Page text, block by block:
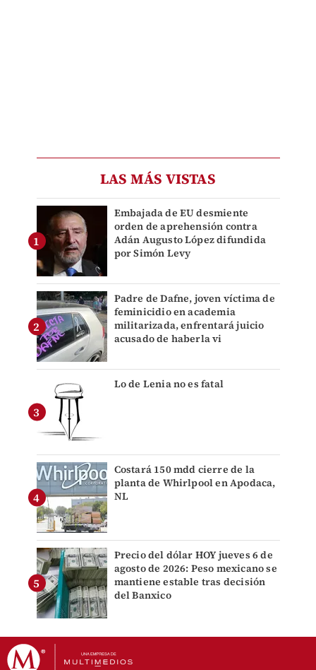
LAS MÁS VISTAS
Embajada de EU desmiente
orden de aprehensión contra
Adán Augusto López difundida
por Simón Levy
Padre de Dafne, joven víctima de
feminicidio en academia
militarizada, enfrentará juicio
acusado de haberla vi
Lo de Lenia no es fatal
Costará 150 mdd cierre de la
planta de Whirlpool en Apodaca,
NL
Precio del dólar HOY jueves 6 de
agosto de 2026: Peso mexicano se
mantiene estable tras decisión
del Banxico